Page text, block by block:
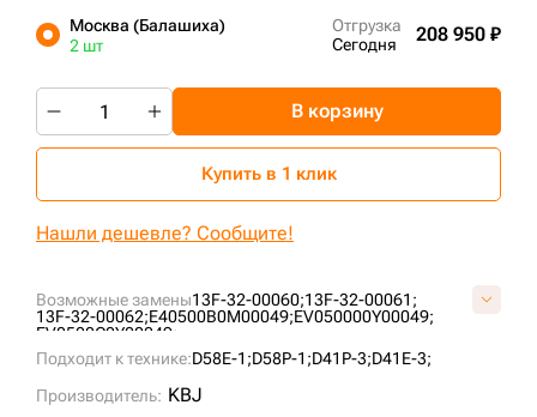
Возможные замены13F-32-00060;13F-32-00061;
13F-32-00062;E40500B0M00049;EV050000Y00049;
EV0500C0Y00049;
Подходит к технике:D58E-1;D58P-1;D41P-3;D41E-3;
Производитель: KBJ
Москва (Балашиха)
2 шт
Отгрузка
Сегодня
208 950 ₽
В корзину
Купить в 1 клик
Нашли дешевле? Сообщите!